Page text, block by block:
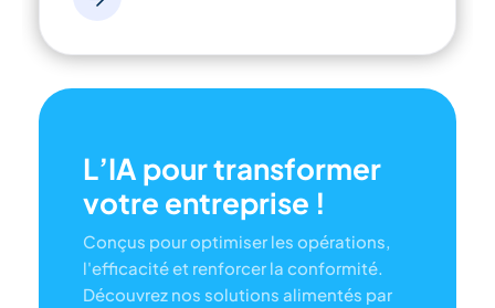
L’IA pour transformer
votre entreprise !
Conçus pour optimiser les opérations,
l'efficacité et renforcer la conformité.
Découvrez nos solutions alimentés par